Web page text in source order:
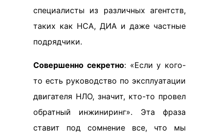
специалисты из различных агентств,
таких как НСА, ДИА и даже частные
подрядчики.
Совершенно секретно: «Если у кого-
то есть руководство по эксплуатации
двигателя НЛО, значит, кто-то провел
обратный инжиниринг». Эта фраза
ставит под сомнение все, что мы